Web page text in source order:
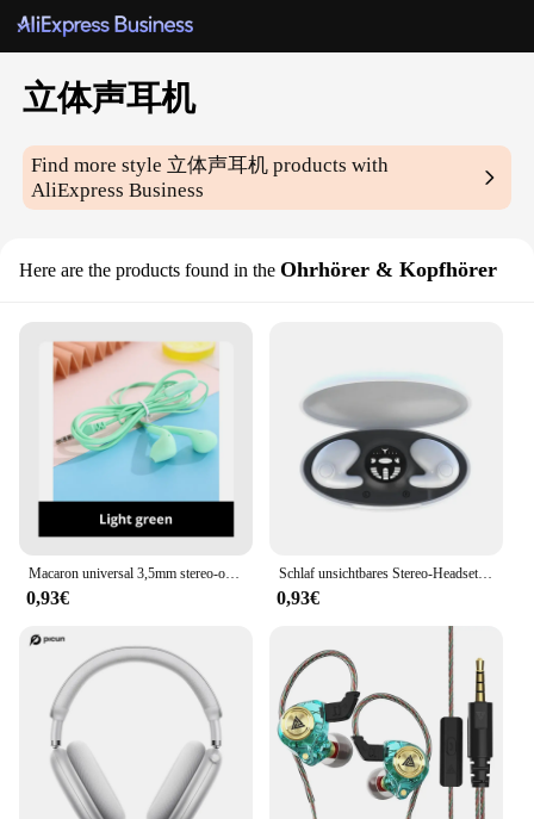
立体声耳机
Find more style 立体声耳机 products with
AliExpress Business
Here are the products found in the Ohrhörer & Kopfhörer
Macaron universal 3,5mm stereo-ohrhörer sport musik ohr stöpsel kabel mikrofon für xiaomi
0,93€
Schlaf unsichtbares Stereo-Headset ipx5 wasserdichte drahtlose Bluetooth-Ohrhörer Ohrhörer mit Mikrofon für Telefon Bluetooth 5,3 Kopfhörer
0,93€